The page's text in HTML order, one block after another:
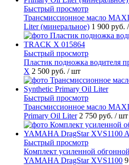
Быстрый просмотр
Трансмиссионное масло
Liter (минеральное) 1 900 руб.
Быстрый просмотр
Пластик подножка водителя
X 2 500 руб. / шт
Быстрый просмотр
Трансмиссионное масло
Primary Oil Liter 2 750 руб. / шт
Быстрый просмотр
Комплект усиленной
YAMAHA DragStar XVS1100